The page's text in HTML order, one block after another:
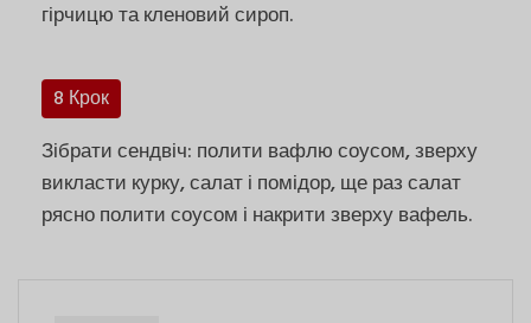
гірчицю та кленовий сироп.
8 Крок
Зібрати сендвіч: полити вафлю соусом, зверху
викласти курку, салат і помідор, ще раз салат
рясно полити соусом і накрити зверху вафель.